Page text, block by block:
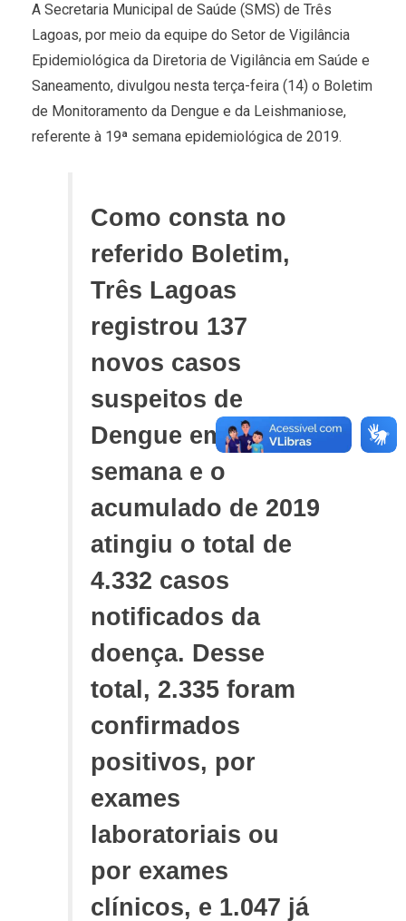
A Secretaria Municipal de Saúde (SMS) de Três
Lagoas, por meio da equipe do Setor de Vigilância
Epidemiológica da Diretoria de Vigilância em Saúde e
Saneamento, divulgou nesta terça-feira (14) o Boletim
de Monitoramento da Dengue e da Leishmaniose,
referente à 19ª semana epidemiológica de 2019.
Como consta no
referido Boletim,
Três Lagoas
registrou 137
novos casos
suspeitos de
Dengue em uma
semana e o
acumulado de 2019
atingiu o total de
4.332 casos
notificados da
doença. Desse
total, 2.335 foram
confirmados
positivos, por
exames
laboratoriais ou
por exames
clínicos, e 1.047 já